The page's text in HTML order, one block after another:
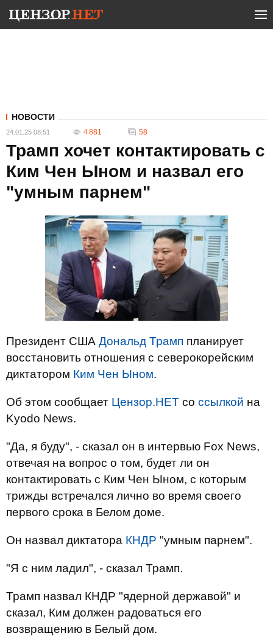
НОВОСТИ
24.01.25 08:51 4 881 58
Трамп хочет контактировать с
Ким Чен Ыном и назвал его
"умным парнем"
Президент США Дональд Трамп планирует
восстановить отношения с северокорейским
диктатором Ким Чен Ыном.
Об этом сообщает Цензор.НЕТ со ссылкой на
Kyodo News.
"Да, я буду", - сказал он в интервью Fox News,
отвечая на вопрос о том, будет ли он
контактировать с Ким Чен Ыном, с которым
трижды встречался лично во время своего
первого срока в Белом доме.
Он назвал диктатора КНДР "умным парнем".
"Я с ним ладил", - сказал Трамп.
Трамп назвал КНДР "ядерной державой" и
сказал, Ким должен радоваться его
возвращению в Белый дом.